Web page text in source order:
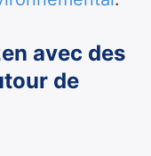
avec des
de